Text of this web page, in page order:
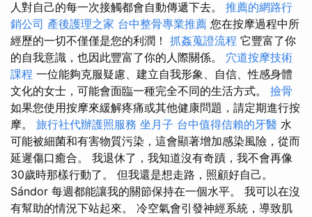
人對自己的每一次接觸都會自動傳遞下去。 推薦的網路行
銷公司 產後護理之家 台中整骨專業推薦 您在按摩過程中所
經歷的一切不僅僅是您的利潤！ 抓姦蒐證流程 它豐富了你
的自我意識，也因此豐富了你的人際關係。 穴道按摩技術
課程 一位能夠克服疑慮、建立自我形象、自信、性感身體
文化的女士，可能會面臨一種完全不同的生活方式。 撿骨
如果您使用按摩來緩解疼痛或其他健康問題，請定期進行按
摩。 旅行社代辦護照服務 坐月子 台中值得信賴的牙醫 水
可能被細菌和有害物質污染，這會顯著增加感染風險，從而
延遲傷口癒合。 我退休了，我知道沒有奇蹟，我不會再像
30歲時那樣行動了。 但我還是想走路，照顧好自己。
Sándor 每週都能讓我的關節保持在一個水平。 我可以在沒
有幫助的情況下站起來。 冷空氣會引發神經系統，導致肌